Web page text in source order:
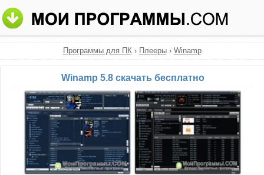
Программы для ПК› Плееры› Winamp
Winamp 5.8 скачать бесплатно